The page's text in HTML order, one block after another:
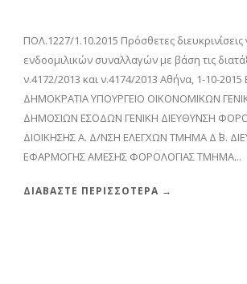
ΠΟΛ.1227/1.10.2015 Πρόσθετες διευκρινίσεις
ενδοομιλικών συναλλαγών με βάση τις
ν.4172/2013 και ν.4174/2013 Αθήνα, 1-10-
ΔΗΜΟΚΡΑΤΙΑ ΥΠΟΥΡΓΕΙΟ ΟΙΚΟΝΟΜΙΚΩΝ
ΔΗΜΟΣΙΩΝ ΕΣΟΔΩΝ ΓΕΝΙΚΗ ΔΙΕΥΘΥΝΣΗ
ΔΙΟΙΚΗΣΗΣ Α. Δ/ΝΣΗ ΕΛΕΓΧΩΝ ΤΜΗΜΑ Δ΄ Β.
ΕΦΑΡΜΟΓΗΣ ΑΜΕΣΗΣ ΦΟΡΟΛΟΓΙΑΣ ΤΜΗΜΑ...
ΔΙΑΒΆΣΤΕ ΠΕΡΙΣΣΌΤΕΡΑ →